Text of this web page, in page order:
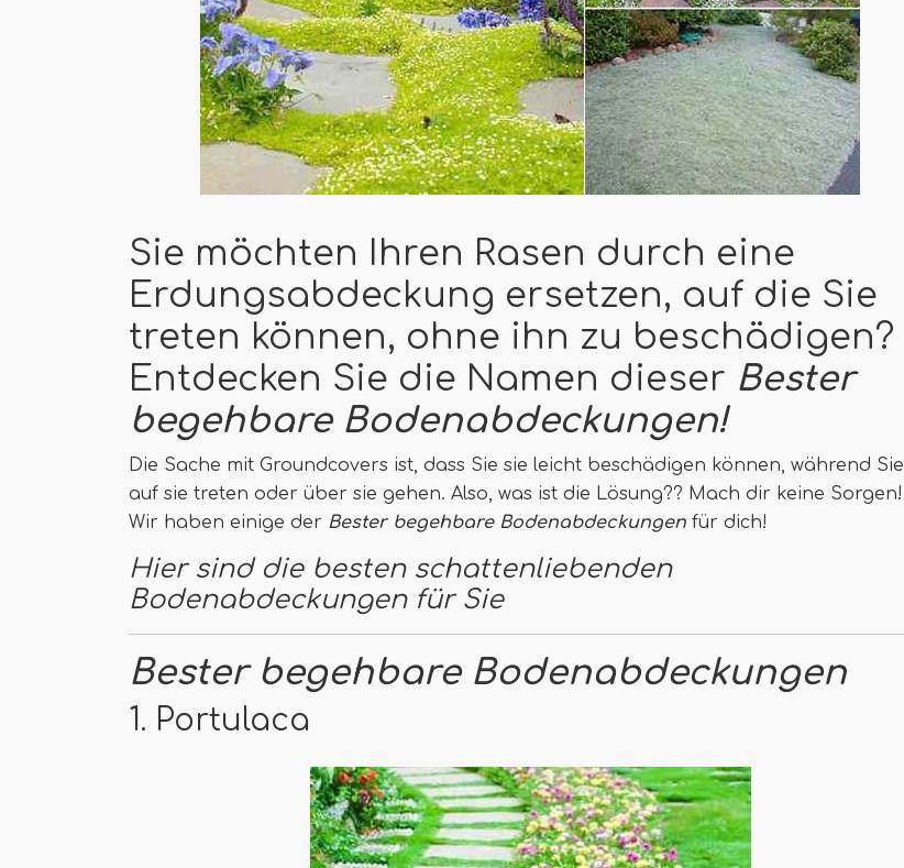
Sie möchten Ihren Rasen durch eine
Erdungsabdeckung ersetzen, auf die Sie
treten können, ohne ihn zu beschädigen?
Entdecken Sie die Namen dieser Bester
begehbare Bodenabdeckungen!
Die Sache mit Groundcovers ist, dass Sie sie leicht beschädigen können, während Sie
auf sie treten oder über sie gehen. Also, was ist die Lösung?? Mach dir keine Sorgen!
Wir haben einige der Bester begehbare Bodenabdeckungen für dich!
Hier sind die besten schattenliebenden
Bodenabdeckungen für Sie
Bester begehbare Bodenabdeckungen
1. Portulaca